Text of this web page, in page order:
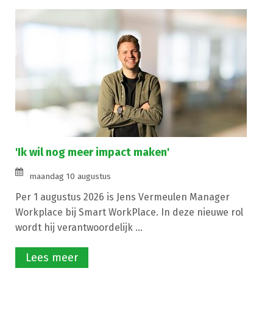
'Ik wil nog meer impact maken'
maandag 10 augustus
Per 1 augustus 2026 is Jens Vermeulen Manager
Workplace bij Smart WorkPlace. In deze nieuwe rol
wordt hij verantwoordelijk ...
Lees meer